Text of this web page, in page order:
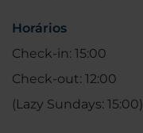
Horários
Check-in: 15:00
Check-out: 12:00
(Lazy Sundays: 15:00)